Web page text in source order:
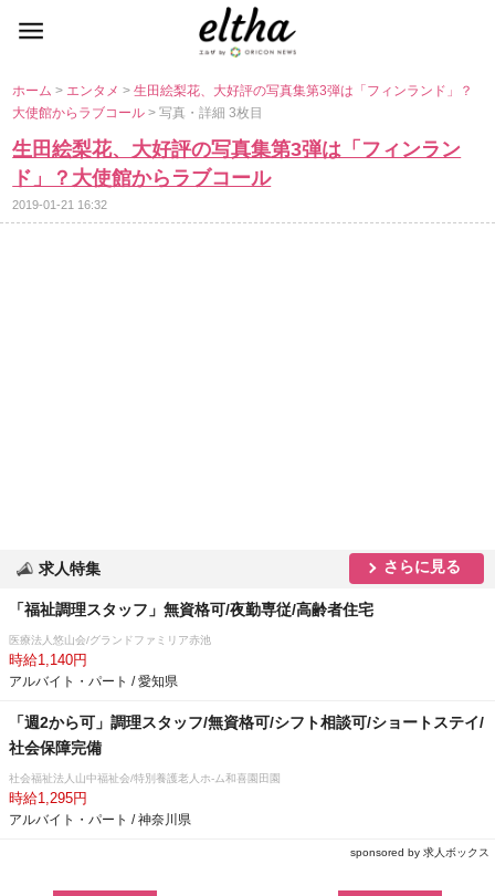
ホーム> エンタメ>生田絵梨花、大好評の写真集第3弾は「フィンランド」？
大使館からラブコール> 写真・詳細 3枚目
生田絵梨花、大好評の写真集第3弾は「フィンラン
ド」？大使館からラブコール
2019-01-21 16:32
求人特集 さらに見る
「福祉調理スタッフ」無資格可/夜勤専従/高齢者住宅
医療法人悠山会/グランドファミリア赤池
時給1,140円
アルバイト・パート / 愛知県
「週2から可」調理スタッフ/無資格可/シフト相談可/ショートステイ/
社会保障完備
社会福祉法人山中福祉会/特別養護老人ホ-ム和喜園田園
時給1,295円
アルバイト・パート / 神奈川県
sponsored by 求人ボックス